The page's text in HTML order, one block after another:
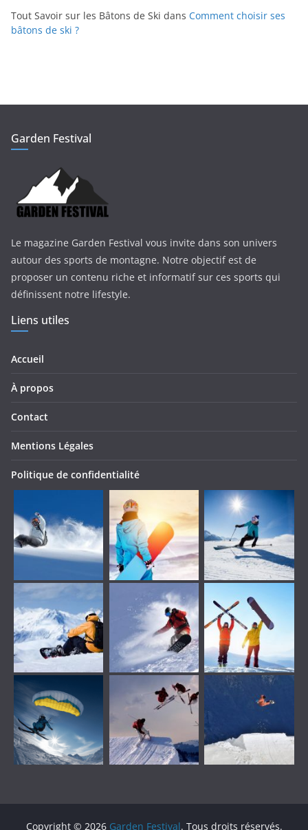
Tout Savoir sur les Bâtons de Ski dans Comment choisir ses
bâtons de ski ?
Garden Festival
Le magazine Garden Festival vous invite dans son univers
autour des sports de montagne. Notre objectif est de
proposer un contenu riche et informatif sur ces sports qui
définissent notre lifestyle.
Liens utiles
Accueil
À propos
Contact
Mentions Légales
Politique de confidentialité
Copyright © 2026 Garden Festival. Tous droits réservés.